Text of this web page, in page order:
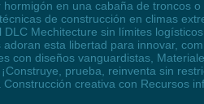
en una cabaña de troncos
de construcción en climas
Mechitecture sin límites
esta libertad para innovar,
con diseños vanguardistas,
prueba, reinventa sin
creativa con Recursos